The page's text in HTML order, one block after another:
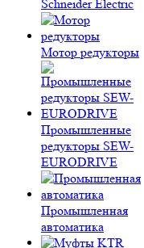
Schneider Electric
Мотор редукторы
Промышленные
редукторы SEW-
EURODRIVE
Промышленная
автоматика